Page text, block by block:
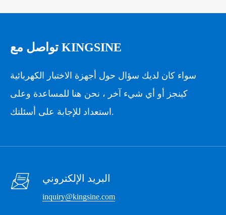
تواصل مع KINGSINE
سواء كان لديك سؤال حول أجهزة الاختبار الكهربائية
كينجز أو أي شيء آخر ، نحن هنا للمساعدة وعلى
استعداد للإجابة على أسئلتك.
 البريد الإلكتروني
inquiry@kingsine.com